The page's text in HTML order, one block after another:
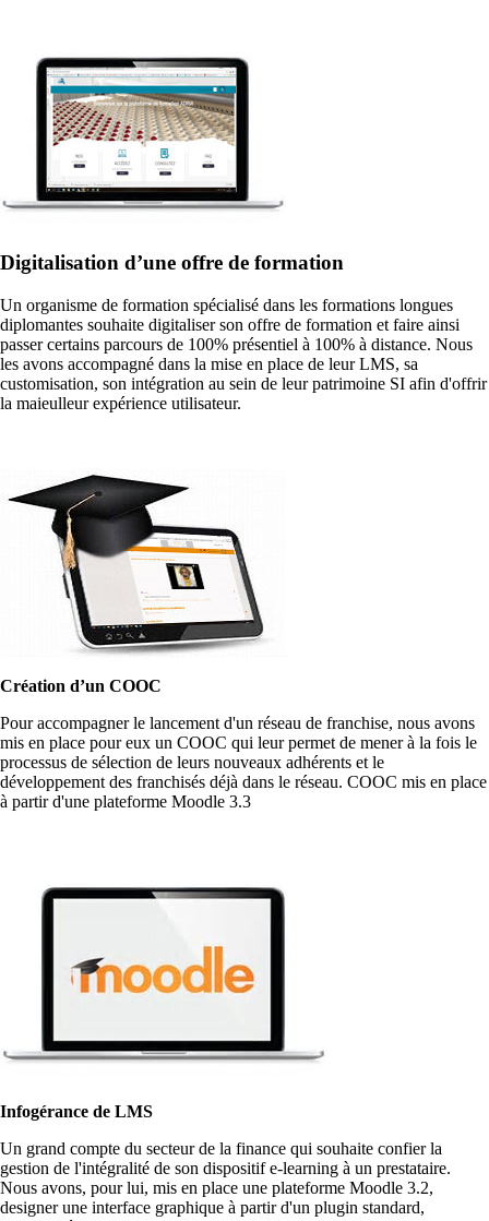
Digitalisation d’une offre de formation
Un organisme de formation spécialisé dans les formations longues
diplomantes souhaite digitaliser son offre de formation et faire ainsi
passer certains parcours de 100% présentiel à 100% à distance. Nous
les avons accompagné dans la mise en place de leur LMS, sa
customisation, son intégration au sein de leur patrimoine SI afin d'offrir
la maieulleur expérience utilisateur.
Création d’un COOC
Pour accompagner le lancement d'un réseau de franchise, nous avons
mis en place pour eux un COOC qui leur permet de mener à la fois le
processus de sélection de leurs nouveaux adhérents et le
développement des franchisés déjà dans le réseau. COOC mis en place
à partir d'une plateforme Moodle 3.3
Infogérance de LMS
Un grand compte du secteur de la finance qui souhaite confier la
gestion de l'intégralité de son dispositif e-learning à un prestataire.
Nous avons, pour lui, mis en place une plateforme Moodle 3.2,
designer une interface graphique à partir d'un plugin standard,